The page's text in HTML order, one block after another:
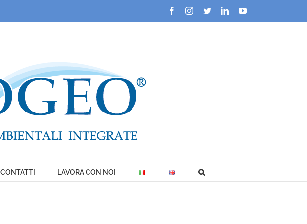
FacebookInstagram
TwitterLinkedInYouTube
CONTATTI LAVORA CON NOI